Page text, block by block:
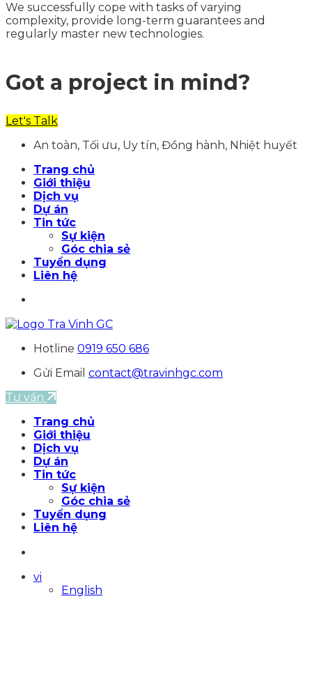
We successfully cope with tasks of varying
complexity, provide long-term guarantees and
regularly master new technologies.
Got a project in mind?
Let's Talk
An toàn, Tối ưu, Uy tín, Đồng hành, Nhiệt huyết
Trang chủ
Giới thiệu
Dịch vụ
Dự án
Tin tức
Sự kiện
Góc chia sẻ
Tuyển dụng
Liên hệ
Hotline 0919 650 686
Gửi Email contact@travinhgc.com
Tư vấn
Trang chủ
Giới thiệu
Dịch vụ
Dự án
Tin tức
Sự kiện
Góc chia sẻ
Tuyển dụng
Liên hệ
vi
English